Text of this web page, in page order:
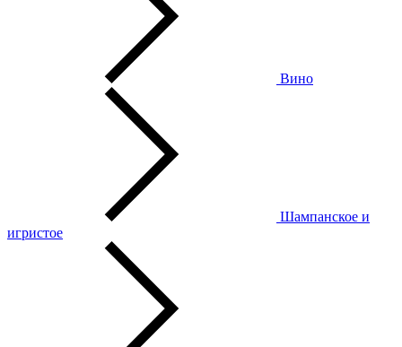
Вино
Шампанское и
игристое